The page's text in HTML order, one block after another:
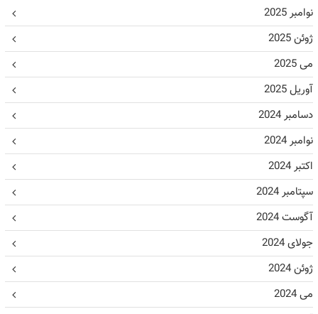
نوامبر 2025
ژوئن 2025
می 2025
آوریل 2025
دسامبر 2024
نوامبر 2024
اکتبر 2024
سپتامبر 2024
آگوست 2024
جولای 2024
ژوئن 2024
می 2024